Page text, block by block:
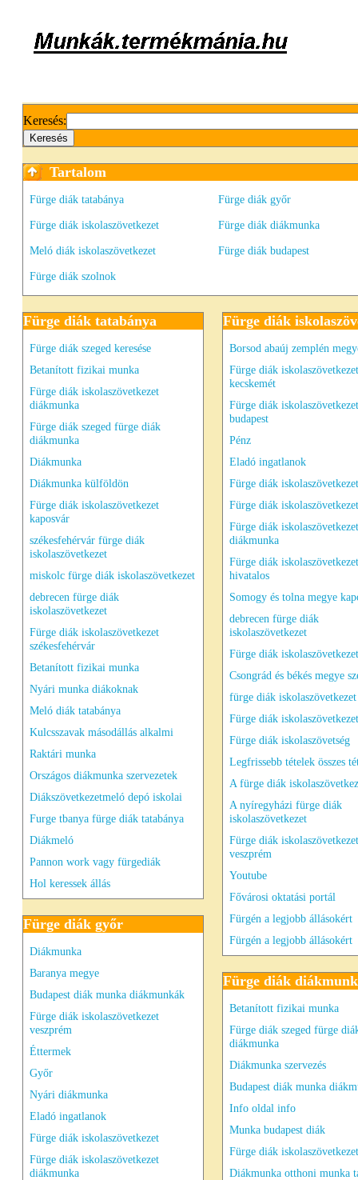
Keresés:
Tartalom
Fürge diák tatabánya
Fürge diák győr
Fürge diák iskolaszövetkezet
Fürge diák diákmunka
Meló diák iskolaszövetkezet
Fürge diák budapest
Fürge diák szolnok
Fürge diák tatabánya
Fürge diák szeged keresése
Betanított fizikai munka
Fürge diák iskolaszövetkezet
diákmunka
Fürge diák szeged fürge diák
diákmunka
Diákmunka
Diákmunka külföldön
Fürge diák iskolaszövetkezet
kaposvár
székesfehérvár fürge diák
iskolaszövetkezet
miskolc fürge diák iskolaszövetkezet
debrecen fürge diák
iskolaszövetkezet
Fürge diák iskolaszövetkezet
székesfehérvár
Betanított fizikai munka
Nyári munka diákoknak
Meló diák tatabánya
Kulcsszavak másodállás alkalmi
Raktári munka
Országos diákmunka szervezetek
Diákszövetkezetmeló depó iskolai
Furge tbanya fürge diák tatabánya
Diákmeló
Pannon work vagy fürgediák
Hol keressek állás
Fürge diák győr
Diákmunka
Baranya megye
Budapest diák munka diákmunkák
Fürge diák iskolaszövetkezet
veszprém
Éttermek
Győr
Nyári diákmunka
Eladó ingatlanok
Fürge diák iskolaszövetkezet
Fürge diák iskolaszövetkezet
diákmunka
Fürge diák
Borsod abaúj zemplén
Fürge diák iskolaszövetkezet
kecskemét
Fürge diák iskolaszövetkezet
budapest
Pénz
Eladó ingatlanok
Fürge diák iskolaszövetkezet
Fürge diák
Fürge diák iskolaszövetkezet
diákmunka
Fürge diák iskolaszövetkezet
hivatalos
Somogy és tolna megye
debrecen fürge diák
iskolaszövetkezet
Fürge diák
Csongrád és békés megye
fürge diák iskolaszövetkezet
Fürge diák iskolaszövetkezet
Fürge diák iskolaszövetség
Legfrissebb tételek összes
A fürge diák
A nyíregyházi fürge diák
iskolaszövetkezet
Fürge diák iskolaszövetkezet
veszprém
Youtube
Fővárosi oktatási portál
Fürgén a legjobb állásokért
Fürgén a legjobb állásokért
Fürge diák
Betanított fizikai munka
Fürge diák szeged fürge
diákmunka
Diákmunka szervezés
Budapest diák munka
Info oldal info
Munka budapest diák
Fürge diák iskolaszövetkezet
Diákmunka otthoni munka